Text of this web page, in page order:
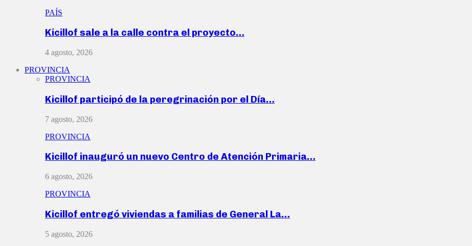
PAÍS
Kicillof sale a la calle contra el proyecto…
4 agosto, 2026
PROVINCIA
PROVINCIA
Kicillof participó de la peregrinación por el Día…
7 agosto, 2026
PROVINCIA
Kicillof inauguró un nuevo Centro de Atención Primaria…
6 agosto, 2026
PROVINCIA
Kicillof entregó viviendas a familias de General La…
5 agosto, 2026